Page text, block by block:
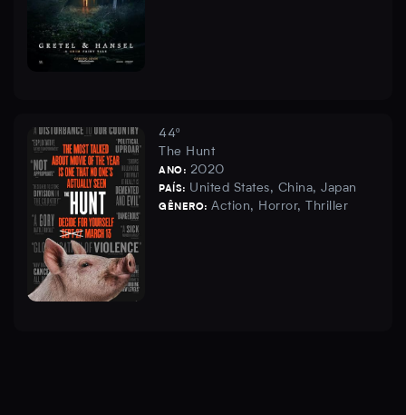
44º
The Hunt
ANO: 2020
PAÍS: United States, China, Japan
GÊNERO: Action, Horror, Thriller